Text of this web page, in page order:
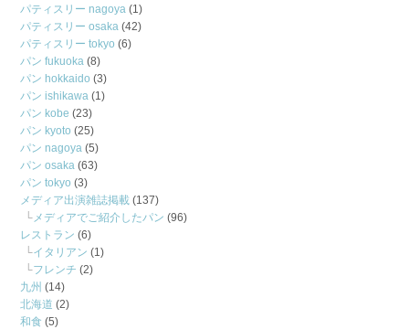
パティスリー nagoya (1)
パティスリー osaka (42)
パティスリー tokyo (6)
パン fukuoka (8)
パン hokkaido (3)
パン ishikawa (1)
パン kobe (23)
パン kyoto (25)
パン nagoya (5)
パン osaka (63)
パン tokyo (3)
メディア出演雑誌掲載 (137)
メディアでご紹介したパン (96)
レストラン (6)
イタリアン (1)
フレンチ (2)
九州 (14)
北海道 (2)
和食 (5)